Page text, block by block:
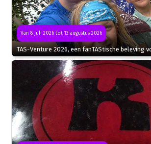
Van 8 juli 2026 tot 13 augustus 2026
TAS-Venture 2026, een fanTAStische beleving